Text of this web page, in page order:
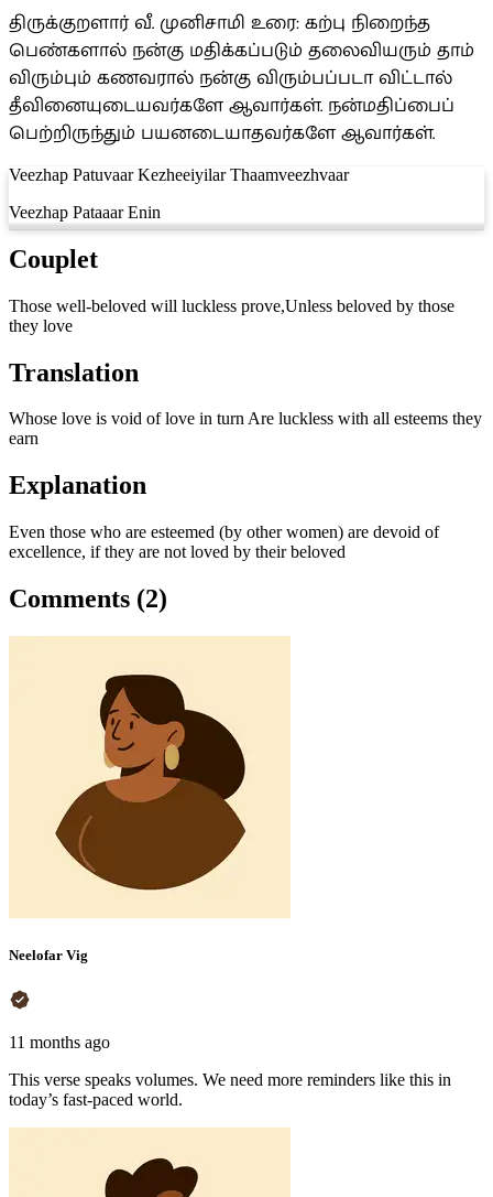
திருக்குறளார் வீ. முனிசாமி உரை: கற்பு நிறைந்த
பெண்களால் நன்கு மதிக்கப்படும் தலைவியரும் தாம்
விரும்பும் கணவரால் நன்கு விரும்பப்படா விட்டால்
தீவினையுடையவர்களே ஆவார்கள். நன்மதிப்பைப்
பெற்றிருந்தும் பயனடையாதவர்களே ஆவார்கள்.
Veezhap Patuvaar Kezheeiyilar Thaamveezhvaar
Veezhap Pataaar Enin
Couplet
Those well-beloved will luckless prove,Unless beloved by those
they love
Translation
Whose love is void of love in turn Are luckless with all esteems they
earn
Explanation
Even those who are esteemed (by other women) are devoid of
excellence, if they are not loved by their beloved
Comments (2)
Neelofar Vig
11 months ago
This verse speaks volumes. We need more reminders like this in
today’s fast-paced world.